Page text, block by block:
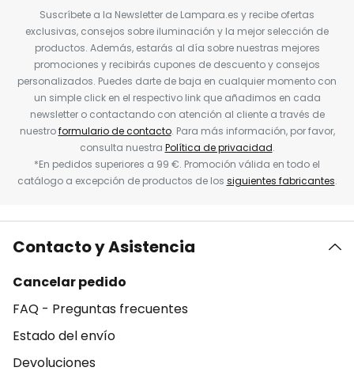
Suscríbete a la Newsletter de Lampara.es y recibe ofertas
exclusivas, consejos sobre iluminación y la mejor selección de
productos. Además, estarás al día sobre nuestras mejores
promociones y recibirás cupones de descuento y consejos
personalizados. Puedes darte de baja en cualquier momento con
un simple click en el respectivo link que añadimos en cada
newsletter o contactando con atención al cliente a través de
nuestroformulario de contacto. Para más información, por favor,
consulta nuestra Política de privacidad.
*En pedidos superiores a 99 €. Promoción válida en todo el
catálogo a excepción de productos de los siguientes fabricantes.
Contacto y Asistencia
Cancelar pedido
FAQ - Preguntas frecuentes
Estado del envío
Devoluciones